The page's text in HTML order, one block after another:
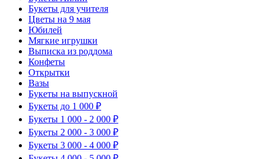
Букеты для учителя
Цветы на 9 мая
Юбилей
Мягкие игрушки
Выписка из роддома
Конфеты
Открытки
Вазы
Букеты на выпускной
Букеты до 1 000 ₽
Букеты 1 000 - 2 000 ₽
Букеты 2 000 - 3 000 ₽
Букеты 3 000 - 4 000 ₽